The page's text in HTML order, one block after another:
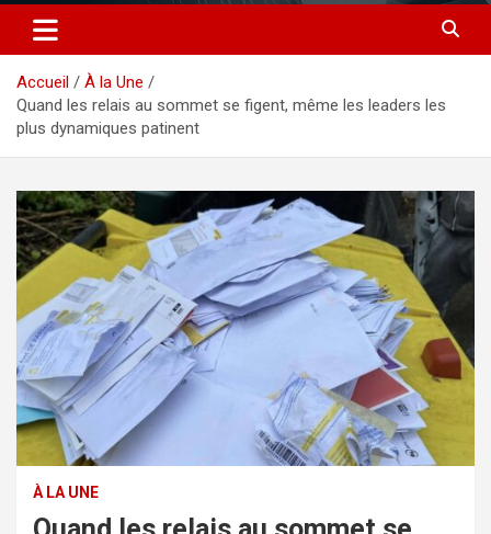
Accueil
À la Une
Quand les relais au sommet se figent, même les leaders les
plus dynamiques patinent
À LA UNE